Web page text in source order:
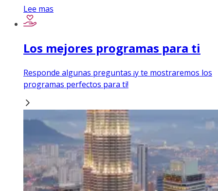
Lee mas
Los mejores programas para ti
Responde algunas preguntas ¡y te mostraremos los
programas perfectos para ti!